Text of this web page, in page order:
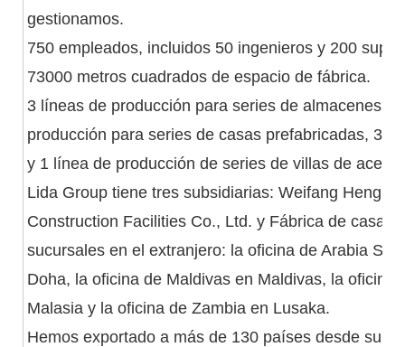
gestionamos.
750 empleados, incluidos 50 ingenieros y 200
73000 metros cuadrados de espacio de fábrica.
3 líneas de producción para series de almacenes
producción para series de casas prefabricadas, 3
y 1 línea de producción de series de villas de acero.
Lida Group tiene tres subsidiarias: Weifang
Construction Facilities Co., Ltd. y Fábrica de casas
sucursales en el extranjero: la oficina de Arabia
Doha, la oficina de Maldivas en Maldivas, la
Malasia y la oficina de Zambia en Lusaka.
Hemos exportado a más de 130 países desde su